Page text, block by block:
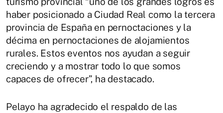
haber posicionado a Ciudad Real como la tercera
provincia de España en pernoctaciones y la
décima en pernoctaciones de alojamientos
rurales. Estos eventos nos ayudan a seguir
creciendo y a mostrar todo lo que somos
capaces de ofrecer”, ha destacado.
Pelayo ha agradecido el respaldo de las